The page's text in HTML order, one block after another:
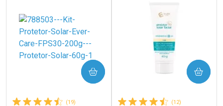
(19)
COMPRAR
(12)
COMPRAR